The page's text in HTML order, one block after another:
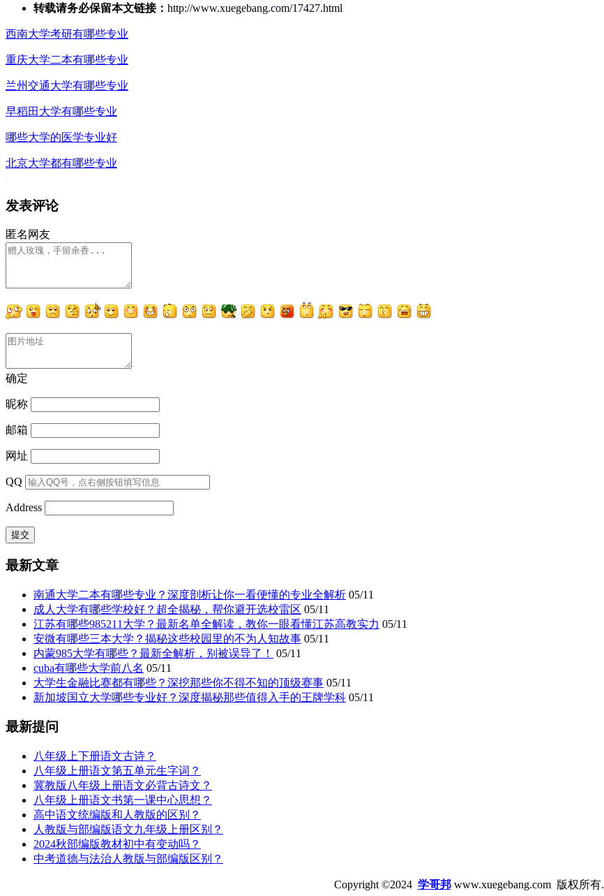
转载请务必保留本文链接： http://www.xuegebang.com/17427.html
西南大学考研有哪些专业
重庆大学二本有哪些专业
兰州交通大学有哪些专业
早稻田大学有哪些专业
哪些大学的医学专业好
北京大学都有哪些专业
发表评论
匿名网友
确定
昵称
邮箱
网址
QQ
Address
最新文章
南通大学二本有哪些专业？深度剖析让你一看便懂的专业全解析 05/11
成人大学有哪些学校好？超全揭秘，帮你避开选校雷区 05/11
江苏有哪些985211大学？最新名单全解读，教你一眼看懂江苏高教实力 05/11
安微有哪些三本大学？揭秘这些校园里的不为人知故事 05/11
内蒙985大学有哪些？最新全解析，别被误导了！
05/11
cuba有哪些大学前八名 05/11
大学生金融比赛都有哪些？深挖那些你不得不知的顶级赛事 05/11
新加坡国立大学哪些专业好？深度揭秘那些值得入手的王牌学科 05/11
最新提问
八年级上下册语文古诗？
八年级上册语文第五单元生字词？
冀教版八年级上册语文必背古诗文？
八年级上册语文书第一课中心思想？
高中语文统编版和人教版的区别？
人教版与部编版语文九年级上册区别？
2024秋部编版教材初中有变动吗？
中考道德与法治人教版与部编版区别？
Copyright ©2024 学哥邦www.xuegebang.com 版权所有.